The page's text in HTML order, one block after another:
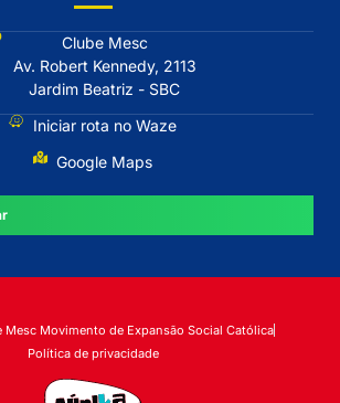
Clube Mesc
Av. Robert Kennedy, 2113
Jardim Beatriz - SBC
Iniciar rota no Waze
Google Maps
Movimento de Expansão Social Católica
Política de privacidade